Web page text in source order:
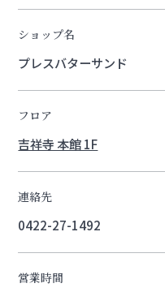
ショップ名
プレスバターサンド
フロア
吉祥寺 本館 1F
連絡先
0422-27-1492
営業時間